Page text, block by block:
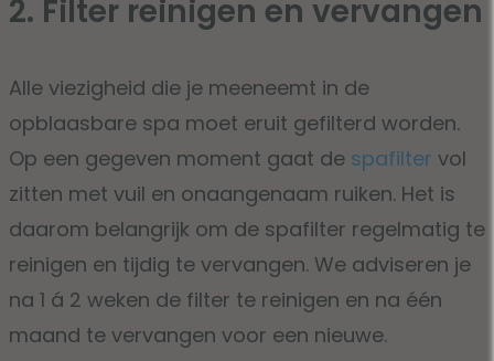
2. Filter reinigen en vervangen
Alle viezigheid die je meeneemt in de
opblaasbare spa moet eruit gefilterd worden.
Op een gegeven moment gaat de spafilter vol
zitten met vuil en onaangenaam ruiken. Het is
daarom belangrijk om de spafilter regelmatig te
reinigen en tijdig te vervangen. We adviseren je
na 1 á 2 weken de filter te reinigen en na één
maand te vervangen voor een nieuwe.